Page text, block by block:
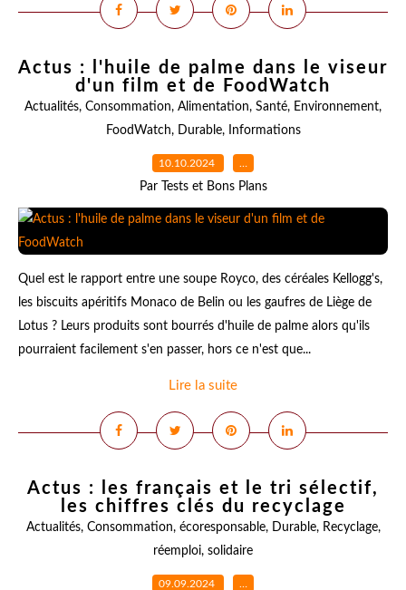
Actus : l'huile de palme dans le viseur
d'un film et de FoodWatch
Actualités, Consommation, Alimentation, Santé, Environnement,
FoodWatch, Durable, Informations
10.10.2024 …
Par Tests et Bons Plans
Quel est le rapport entre une soupe Royco, des céréales Kellogg's,
les biscuits apéritifs Monaco de Belin ou les gaufres de Liège de
Lotus ? Leurs produits sont bourrés d'huile de palme alors qu'ils
pourraient facilement s'en passer, hors ce n'est que...
Lire la suite
Actus : les français et le tri sélectif,
les chiffres clés du recyclage
Actualités, Consommation, écoresponsable, Durable, Recyclage,
réemploi, solidaire
09.09.2024 …